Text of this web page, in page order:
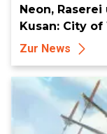
Neon,
Kusan: City
Zur News